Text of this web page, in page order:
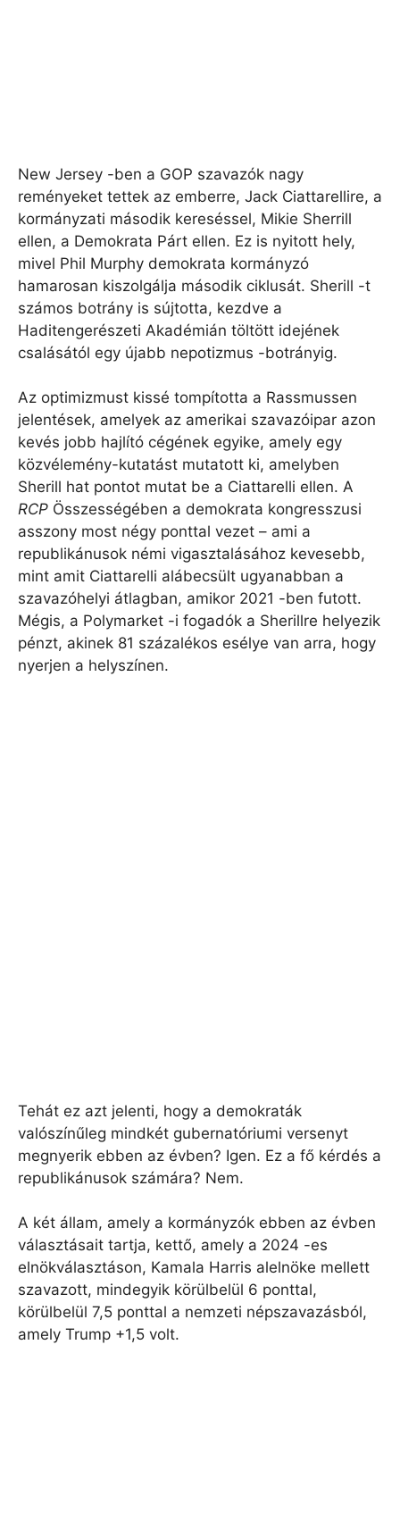
New Jersey -ben a GOP szavazók nagy
reményeket tettek az emberre, Jack Ciattarellire, a
kormányzati második kereséssel, Mikie Sherrill
ellen, a Demokrata Párt ellen. Ez is nyitott hely,
mivel Phil Murphy demokrata kormányzó
hamarosan kiszolgálja második ciklusát. Sherill -t
számos botrány is sújtotta, kezdve a
Haditengerészeti Akadémián töltött idejének
csalásától egy újabb nepotizmus -botrányig.
Az optimizmust kissé tompította a Rassmussen
jelentések, amelyek az amerikai szavazóipar azon
kevés jobb hajlító cégének egyike, amely egy
közvélemény-kutatást mutatott ki, amelyben
Sherill hat pontot mutat be a Ciattarelli ellen. A
RCP Összességében a demokrata kongresszusi
asszony most négy ponttal vezet – ami a
republikánusok némi vigasztalásához kevesebb,
mint amit Ciattarelli alábecsült ugyanabban a
szavazóhelyi átlagban, amikor 2021 -ben futott.
Mégis, a Polymarket -i fogadók a Sherillre helyezik
pénzt, akinek 81 százalékos esélye van arra, hogy
nyerjen a helyszínen.
Tehát ez azt jelenti, hogy a demokraták
valószínűleg mindkét gubernatóriumi versenyt
megnyerik ebben az évben? Igen. Ez a fő kérdés a
republikánusok számára? Nem.
A két állam, amely a kormányzók ebben az évben
választásait tartja, kettő, amely a 2024 -es
elnökválasztáson, Kamala Harris alelnöke mellett
szavazott, mindegyik körülbelül 6 ponttal,
körülbelül 7,5 ponttal a nemzeti népszavazásból,
amely Trump +1,5 volt.